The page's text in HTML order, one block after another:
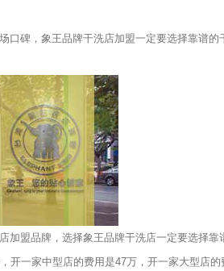
口碑，象王品牌干洗店加盟一定要选择靠谱的
盟品牌，选择象王品牌干洗店一定要选择靠
开一家中型店的费用是47万，开一家大型店的